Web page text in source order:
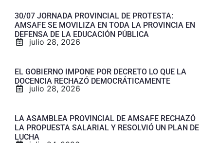
30/07 JORNADA PROVINCIAL DE PROTESTA:
AMSAFE SE MOVILIZA EN TODA LA PROVINCIA EN
DEFENSA DE LA EDUCACIÓN PÚBLICA
julio 28, 2026
EL GOBIERNO IMPONE POR DECRETO LO QUE LA
DOCENCIA RECHAZÓ DEMOCRÁTICAMENTE
julio 28, 2026
LA ASAMBLEA PROVINCIAL DE AMSAFE RECHAZÓ
LA PROPUESTA SALARIAL Y RESOLVIÓ UN PLAN DE
LUCHA